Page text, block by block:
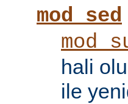
mod_sed
hali
ile